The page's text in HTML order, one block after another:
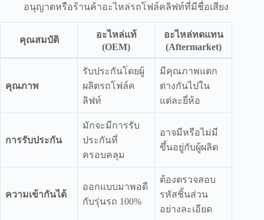
อนุญาตหรือร้านค้าอะไหล่รถโฟล์คลิฟท์ที่มีชื่อเสียง
คุณสมบัติ
อะไหล่แท้
(OEM)
อะไหล่ทดแทน
(Aftermarket)
คุณภาพ
รับประกันโดยผู้
ผลิตรถโฟล์ค
ลิฟท์
มีคุณภาพแตก
ต่างกันไปใน
แต่ละยี่ห้อ
การรับประกัน
มักจะมีการรับ
ประกันที่
ครอบคลุม
อาจมีหรือไม่มี
ขึ้นอยู่กับผู้ผลิต
ความเข้ากันได้
ออกแบบมาพอดี
กับรุ่นรถ 100%
ต้องตรวจสอบ
รหัสชิ้นส่วน
อย่างละเอียด